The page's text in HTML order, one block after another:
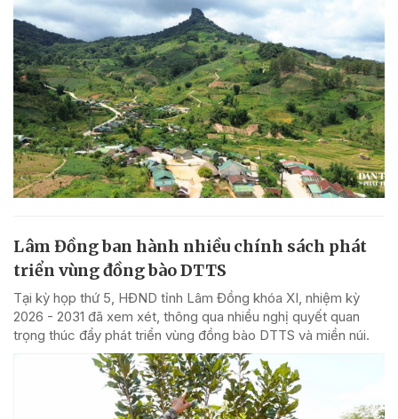
Lâm Đồng ban hành nhiều chính sách phát
triển vùng đồng bào DTTS
Tại kỳ họp thứ 5, HĐND tỉnh Lâm Đồng khóa XI, nhiệm kỳ
2026 - 2031 đã xem xét, thông qua nhiều nghị quyết quan
trọng thúc đẩy phát triển vùng đồng bào DTTS và miền núi.